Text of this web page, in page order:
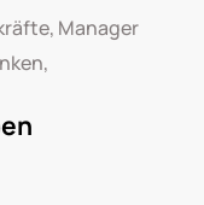
Manager